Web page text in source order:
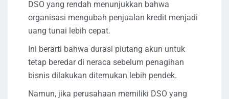
DSO yang rendah menunjukkan bahwa
organisasi mengubah penjualan kredit menjadi
uang tunai lebih cepat.
Ini berarti bahwa durasi piutang akun untuk
tetap beredar di neraca sebelum penagihan
bisnis dilakukan ditemukan lebih pendek.
Namun, jika perusahaan memiliki DSO yang